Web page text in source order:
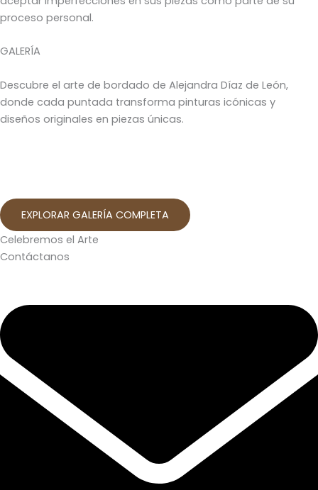
proceso personal.
GALERÍA
Descubre el arte de bordado de Alejandra Díaz de León,
donde cada puntada transforma pinturas icónicas y
diseños originales en piezas únicas.
EXPLORAR GALERÍA COMPLETA
Celebremos el Arte
Contáctanos